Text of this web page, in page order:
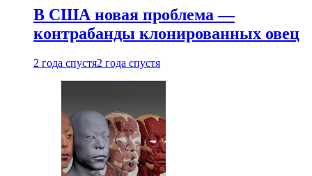
В США новая проблема —
контрабанды клонированных овец
2 года спустя2 года спустя